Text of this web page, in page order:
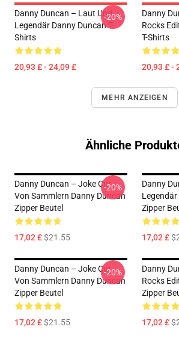
Danny Duncan – Laut Und
Legendär Danny Duncan T-
Shirts
20,93 £ - 24,09 £
-20%
Danny
Rocks
T-Shirts
20,93 £ -
MEHR ANZEIGEN
Ähnliche
Danny Duncan – Joke Cut
Von Sammlern Danny Duncan
Zipper Beutel
17,02 £$21.55
-20%
Danny
Zipper
17,02 £
Danny Duncan – Joke Cut
Von Sammlern Danny Duncan
Zipper Beutel
17,02 £$21.55
-20%
Danny
Rocks
Zipper
17,02 £